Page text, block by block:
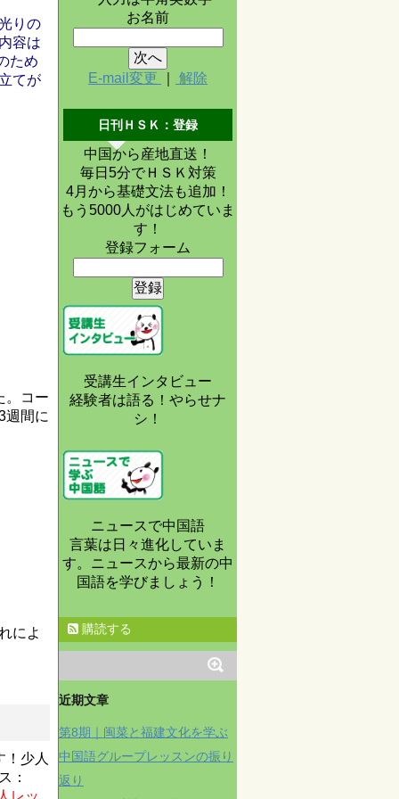
りの
容は
ため
てが
。コー
週間に
によ
少人
：
レッ
お名前
E-mail変更 解除
日刊ＨＳＫ：登録
中国から産地直送！
毎日5分でＨＳＫ対策
4月から基礎文法も追加！
もう5000人がはじめていま
す！
登録フォーム
受講生インタビュー
経験者は語る！やらせナ
シ！
ニュースで中国語
言葉は日々進化していま
す。ニュースから最新の中
国語を学びましょう！
購読する
近期文章
第8期｜闽菜と福建文化を学ぶ
中国語グループレッスンの振り
返り